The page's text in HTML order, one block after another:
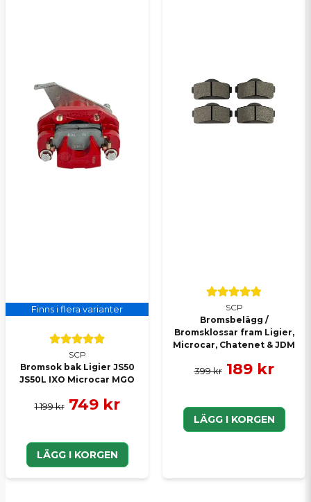
Finns i flera varianter
SCP
Bromsok bak Ligier JS50
JS50L IXO Microcar MGO
1 199 kr 749 kr
LÄGG I KORGEN
SCP
Bromsbelägg /
Bromsklossar fram Ligier,
Microcar, Chatenet & JDM
399 kr 189 kr
LÄGG I KORGEN